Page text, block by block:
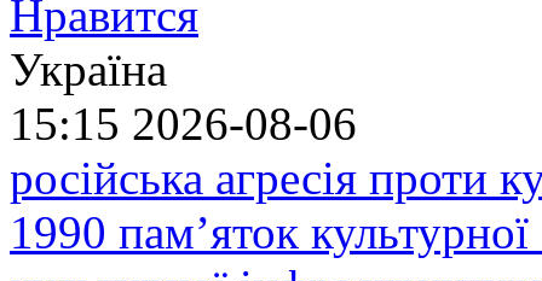
Нравится
Україна
15:15 2026-08-06
російська агресія проти
1990 пам’яток